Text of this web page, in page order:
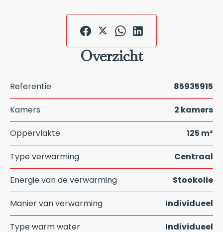
Overzicht
Referentie 85935915
Kamers 2 kamers
Oppervlakte 125 m²
Type verwarming Centraal
Energie van de verwarming Stookolie
Manier van verwarming Individueel
Type warm water Individueel